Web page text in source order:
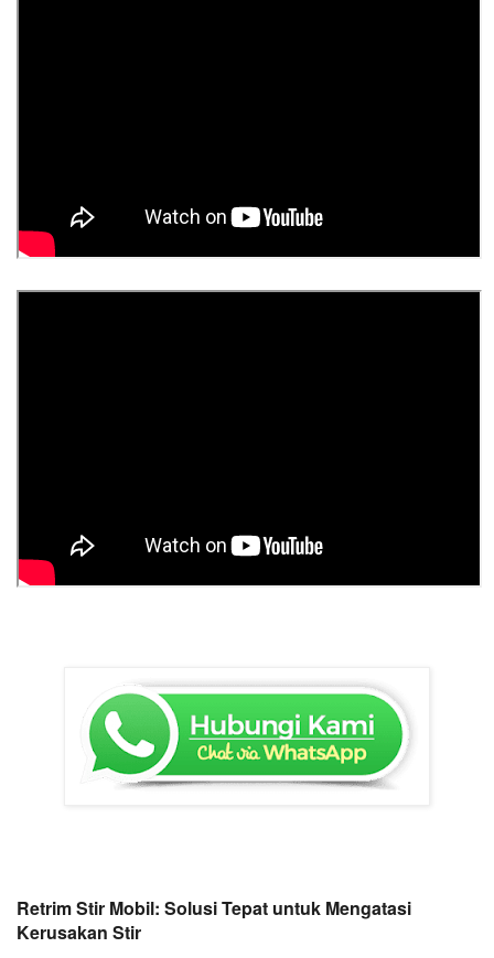
Retrim Stir Mobil: Solusi Tepat untuk Mengatasi
Kerusakan Stir